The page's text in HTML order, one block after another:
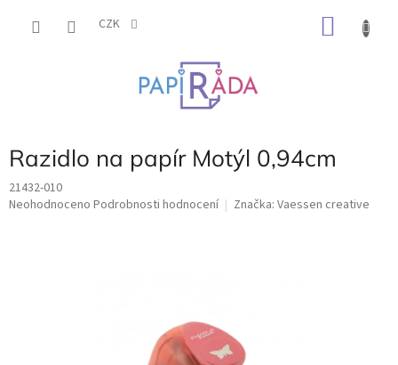
CZK
Razidlo na papír Motýl 0,94cm
21432-010
Průměrné
Neohodnoceno Podrobnosti hodnocení Značka: Vaessen creative